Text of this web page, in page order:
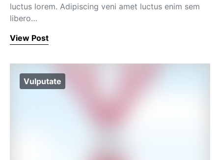
luctus lorem. Adipiscing veni amet luctus enim sem
libero…
View Post
Vulputate